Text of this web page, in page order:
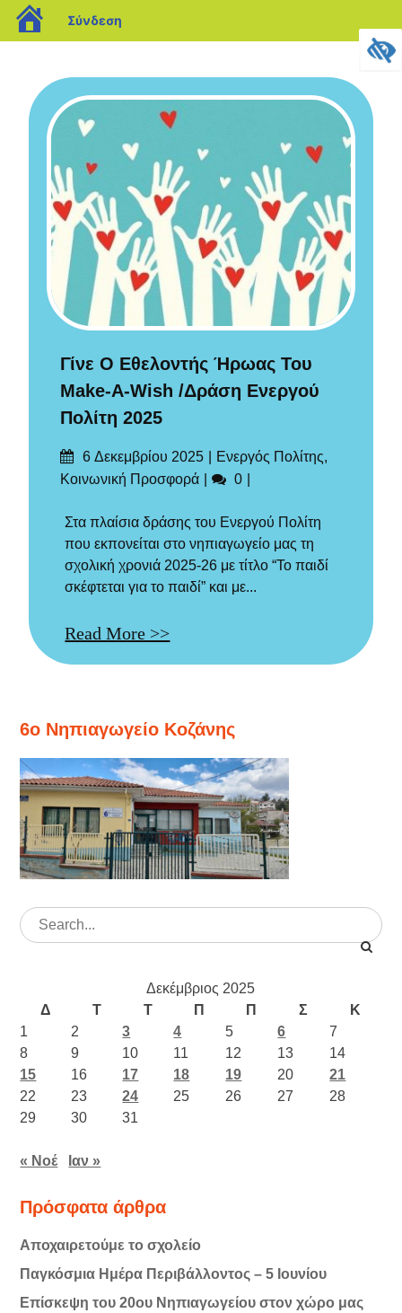
blogs.sch.gr
Σύνδεση
περιεχόμενο
Γίνε Ο Εθελοντής Ήρωας Του
Make-A-Wish /Δράση Ενεργού
Πολίτη 2025
Δημοσιεύτηκε
στις
6 Δεκεμβρίου 2025 Categories
Ενεργός Πολίτης,
Κοινωνική Προσφορά
Σχόλια
0
Στα πλαίσια δράσης του Ενεργού Πολίτη
που εκπονείται στο νηπιαγωγείο μας τη
σχολική χρονιά 2025-26 με τίτλο “Το παιδί
σκέφτεται για το παιδί” και με...
Read More >>
6ο Νηπιαγωγείο Κοζάνης
Search
for:
Δεκέμβριος 2025
Δ
Τ Τ Π Π Σ
Κ
1
2 3 4 5 6
7
8
9 10 11 12 13
14
15
16 17 18 19 20
21
22
23 24 25 26 27
28
29
30 31
« Νοέ Ιαν »
Πρόσφατα άρθρα
Αποχαιρετούμε το σχολείο
Παγκόσμια Ημέρα Περιβάλλοντος – 5 Ιουνίου
Επίσκεψη του 20ου Νηπιαγωγείου στον χώρο μας